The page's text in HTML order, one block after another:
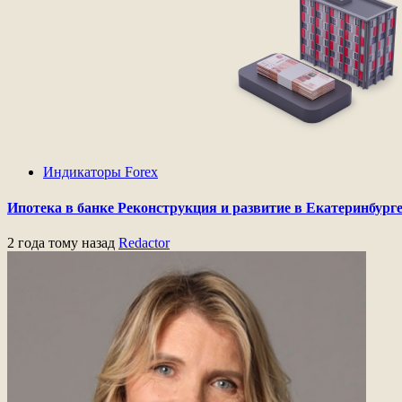
Индикаторы Forex
Ипотека в банке Реконструкция и развитие в Екатеринбурге
2 года тому назад Redactor